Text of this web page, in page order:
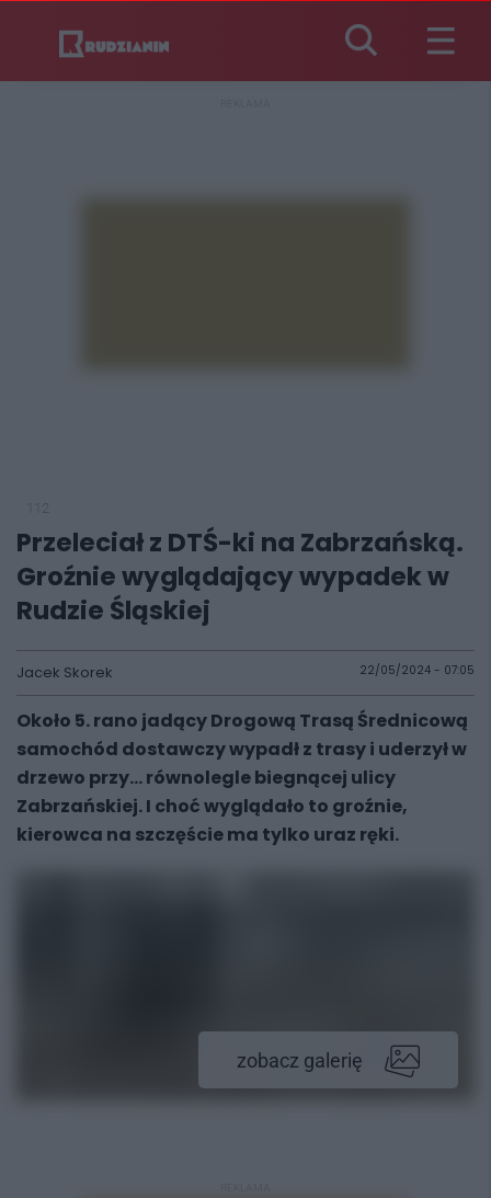
Przeleciał z DTŚ-ki na Zabrzańską.
Groźnie wyglądający wypadek w
Rudzie Śląskiej
Jacek Skorek 22/05/2024 - 07:05
Około 5. rano jadący Drogową Trasą Średnicową
samochód dostawczy wypadł z trasy i uderzył w
drzewo przy... równolegle biegnącej ulicy
Zabrzańskiej. I choć wyglądało to groźnie,
kierowca na szczęście ma tylko uraz ręki.
zobacz galerię